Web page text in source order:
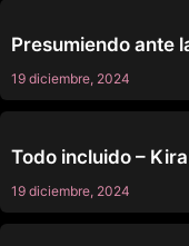
Presumiendo ante
19 diciembre, 2024
Todo incluido –
19 diciembre, 2024